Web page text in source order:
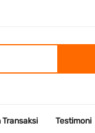
Transaksi Testimoni